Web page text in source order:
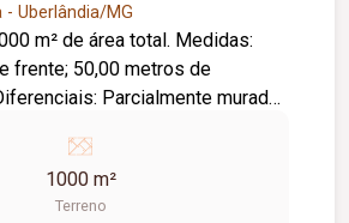
- Uberlândia/MG
de área total. Medidas:
frente; 50,00 metros de
para morar ou investir.
1000 m²
Terreno